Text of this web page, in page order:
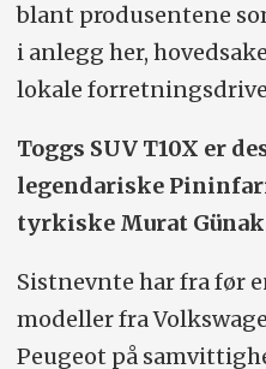
blant produsentene
i anlegg her,
lokale
Toggs SUV T10X er
legendariske
tyrkiske Murat
Sistnevnte har fra før
modeller fra
Peugeot på